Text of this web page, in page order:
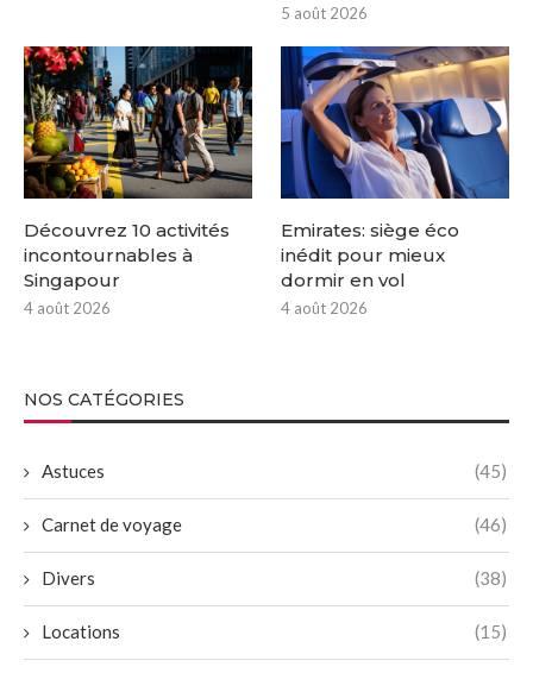
5 août 2026
Découvrez 10 activités
incontournables à
Singapour
4 août 2026
Emirates: siège éco
inédit pour mieux
dormir en vol
4 août 2026
NOS CATÉGORIES
Astuces (45)
Carnet de voyage (46)
Divers (38)
Locations (15)